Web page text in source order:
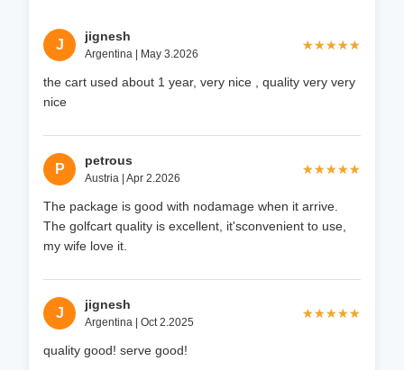
J
jignesh
Argentina | May 3.2026
★★★★★
★★★★★
the cart used about 1 year, very nice , quality very very
nice
P
petrous
Austria | Apr 2.2026
★★★★★
★★★★★
The package is good with nodamage when it arrive.
The golfcart quality is excellent, it'sconvenient to use,
my wife love it.
J
jignesh
Argentina | Oct 2.2025
★★★★★
★★★★★
quality good! serve good!